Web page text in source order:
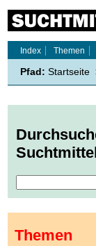
Index
Themen
Pfad: Startseite
Themen